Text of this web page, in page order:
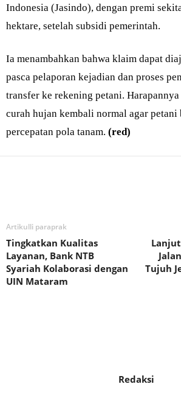
Indonesia (Jasindo), dengan premi
hektare, setelah subsidi pemerintah.
Ia menambahkan bahwa klaim dapat
pasca pelaporan kejadian dan proses
transfer ke rekening petani.
curah hujan kembali normal agar petani
percepatan pola tanam. (red)
Artikulli paraprak
Tingkatkan Kualitas
Layanan, Bank NTB
Syariah Kolaborasi dengan
UIN Mataram
Tujuh
Redaksi